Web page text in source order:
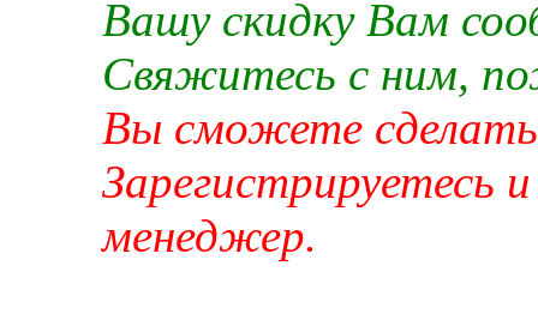
Вашу скидку Вам
Свяжитесь с ним,
Вы сможете сделать
Зарегистрируетесь
менеджер.